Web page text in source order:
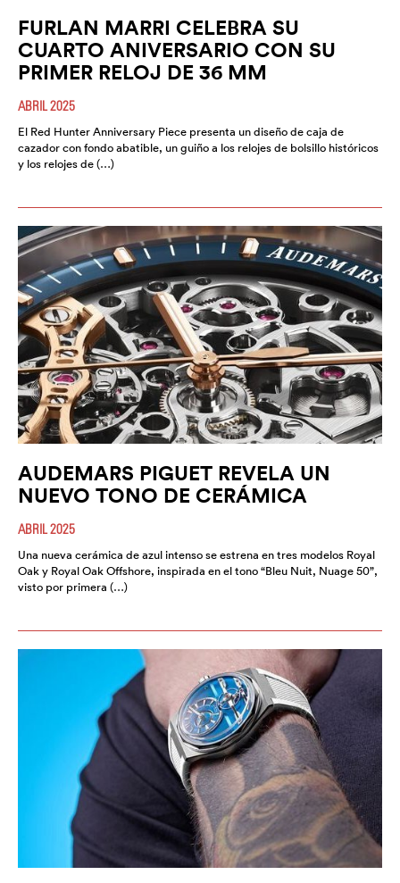
FURLAN MARRI CELEBRA SU
CUARTO ANIVERSARIO CON SU
PRIMER RELOJ DE 36 MM
ABRIL 2025
El Red Hunter Anniversary Piece presenta un diseño de caja de
cazador con fondo abatible, un guiño a los relojes de bolsillo históricos
y los relojes de (…)
AUDEMARS PIGUET REVELA UN
NUEVO TONO DE CERÁMICA
ABRIL 2025
Una nueva cerámica de azul intenso se estrena en tres modelos Royal
Oak y Royal Oak Offshore, inspirada en el tono “Bleu Nuit, Nuage 50”,
visto por primera (…)